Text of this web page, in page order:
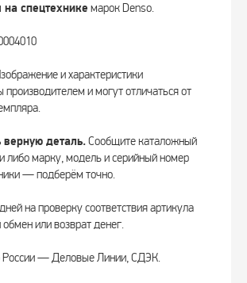
спецтехнике марок Denso.
и характеристики
производителем и могут отличаться от
верную деталь.Сообщите каталожный
либо марку, модель и серийный номер
— подберём точно.
на проверку соответствия артикула
или возврат денег.
России — Деловые Линии, СДЭК.